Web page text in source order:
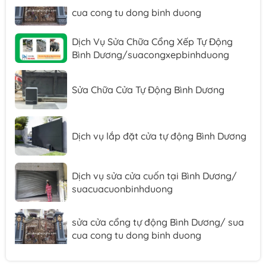
cua cong tu dong binh duong
Dịch Vụ Sửa Chữa Cổng Xếp Tự Động
Bình Dương/suacongxepbinhduong
Sửa Chữa Cửa Tự Động Bình Dương
Dịch vụ lắp đặt cửa tự động Bình Dương
Dịch vụ sửa cửa cuốn tại Bình Dương/
suacuacuonbinhduong
sửa cửa cổng tự động Bình Dương/ sua
cua cong tu dong binh duong